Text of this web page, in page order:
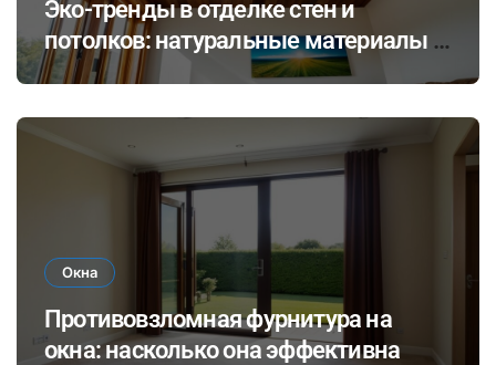
Эко-тренды в отделке стен и
потолков: натуральные материалы и
экологичные покрытия для
Окна
Противовзломная фурнитура на
окна: насколько она эффективна